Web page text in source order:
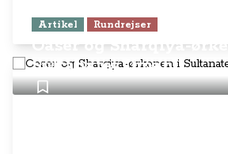
Artikel Rundrejser
Oaser og Sharqiya-
Sultanatet Oman